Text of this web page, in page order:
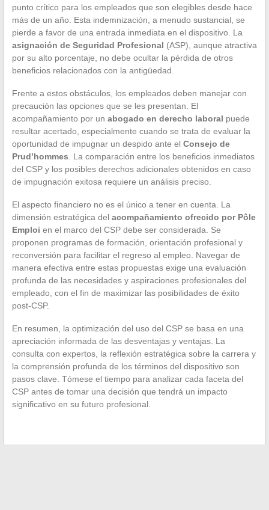
punto crítico para los empleados que son elegibles desde hace
más de un año. Esta indemnización, a menudo sustancial, se
pierde a favor de una entrada inmediata en el dispositivo. La
asignación de Seguridad Profesional (ASP), aunque atractiva
por su alto porcentaje, no debe ocultar la pérdida de otros
beneficios relacionados con la antigüedad.
Frente a estos obstáculos, los empleados deben manejar con
precaución las opciones que se les presentan. El
acompañamiento por un abogado en derecho laboral puede
resultar acertado, especialmente cuando se trata de evaluar la
oportunidad de impugnar un despido ante el Consejo de
Prud’hommes . La comparación entre los beneficios inmediatos
del CSP y los posibles derechos adicionales obtenidos en caso
de impugnación exitosa requiere un análisis preciso.
El aspecto financiero no es el único a tener en cuenta. La
dimensión estratégica del acompañamiento ofrecido por Pôle
Emploi en el marco del CSP debe ser considerada. Se
proponen programas de formación, orientación profesional y
reconversión para facilitar el regreso al empleo. Navegar de
manera efectiva entre estas propuestas exige una evaluación
profunda de las necesidades y aspiraciones profesionales del
empleado, con el fin de maximizar las posibilidades de éxito
post-CSP.
En resumen, la optimización del uso del CSP se basa en una
apreciación informada de las desventajas y ventajas. La
consulta con expertos, la reflexión estratégica sobre la carrera y
la comprensión profunda de los términos del dispositivo son
pasos clave. Tómese el tiempo para analizar cada faceta del
CSP antes de tomar una decisión que tendrá un impacto
significativo en su futuro profesional.